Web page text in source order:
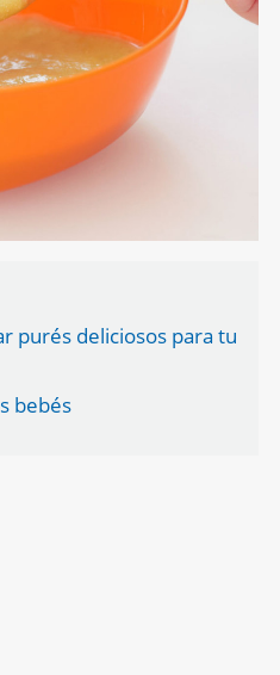
purés deliciosos para tu
bebés